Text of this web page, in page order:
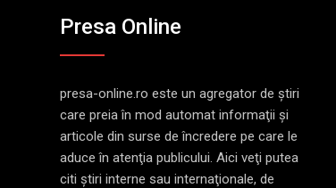
Presa Online
presa-online.ro este un agregator de ştiri
care preia în mod automat informaţii şi
articole din surse de încredere pe care le
aduce în atenţia publicului. Aici veţi putea
citi ştiri interne sau internaţionale, de